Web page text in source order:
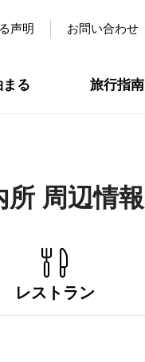
声明 お問い合わせ
まる 旅行指南
所 周辺情報
レストラン